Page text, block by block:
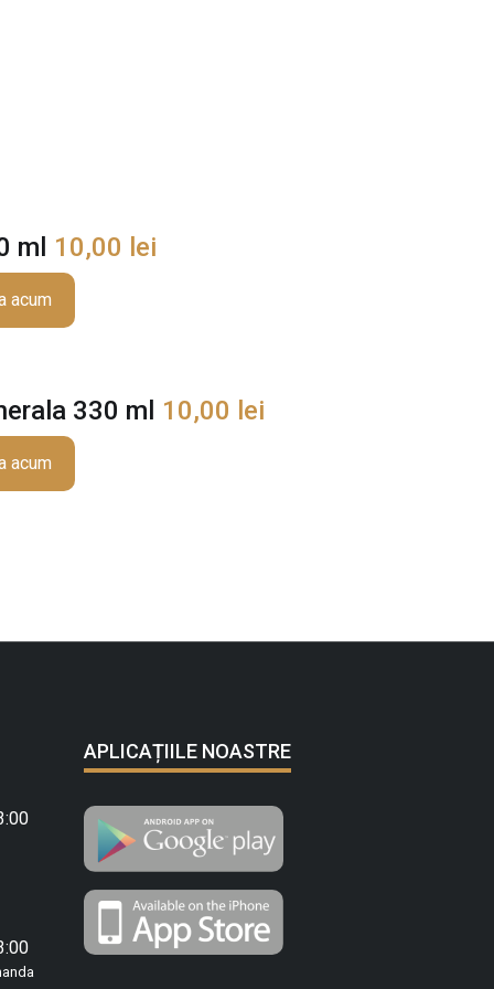
ml 10,00 lei
acum
330 ml 10,00 lei
acum
APLICAȚIILE NOASTRE